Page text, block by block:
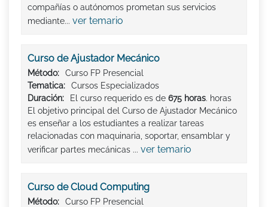
compañías o autónomos prometan sus servicios
mediante... ver temario
Curso de Ajustador Mecánico
Método:
Curso FP Presencial
Tematica:
Cursos Especializados
Duración:
El curso requerido es de 675 horas. horas
El objetivo principal del Curso de Ajustador Mecánico
es enseñar a los estudiantes a realizar tareas
relacionadas con maquinaria, soportar, ensamblar y
verificar partes mecánicas ... ver temario
Curso de Cloud Computing
Método:
Curso FP Presencial